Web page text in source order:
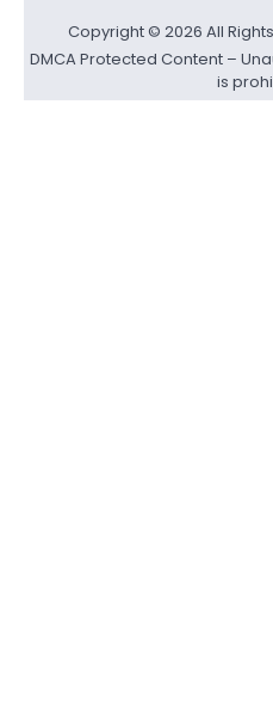
Copyright © 2026 All
DMCA Protected Content –
is